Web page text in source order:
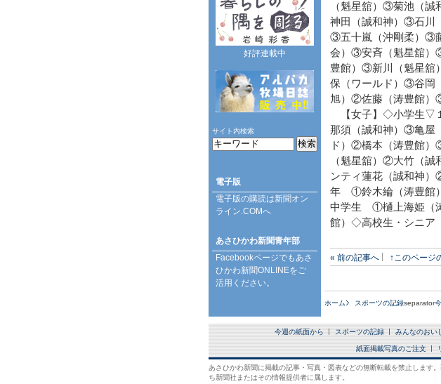
（魁星舘）③菊池（
神田（誠和神）③石川
③五十嵐（沖剛柔）③
会）③安斉（魁星舘
豊館）③新川（魁星
保（ワールド）③谷
旭）②佐藤（涛豊館）
【女子】◇小学生▽
那須（誠和神）③亀
ド）②橋本（涛豊館
（魁星舘）②大竹（
ンティ蓮花（誠和神
年 ①鈴木綸（涛豊館
中学生 ①樋上海姫（
館）◇高校生・シニア
« 前の記事へ ↑このページ
ホーム スポーツの記録separator
好評連載中
サイト内検索
電子版
電子版の購読は新聞オン
ライン.COMへ
あさひかわ新聞青年部
Facebookページでもあさ
ひかわ新聞ONLINEをご
活用ください。
今週の紙面から スポーツの記録 みんなのおい
紙面掲載写真のご注文
あさひかわ新聞に掲載の記事・写真・図表などの無断転載を禁止します
ち新聞社またはその情報提供者に属します。